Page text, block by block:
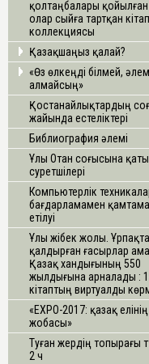
қолтаңбалары
олар сыйға тартқан
коллекциясы
Қазақшаңыз қалай?
«Өз өлкеңді білмей,
алмайсың»
Қостанайлықтардың
жайында естеліктері
Библиография әлемі
Ұлы Отан соғысына
суретшілері
Компьютерлік
бағдарламамен
етілуі
Ұлы жібек жолы.
қалдырған ғасырлар
Қазақ хандығының 550
жылдығына арналады :
кітаптың виртуалды
«ЕХРО-2017: қазақ елінің
жобасы»
Туған жердің топырағы
2 ч